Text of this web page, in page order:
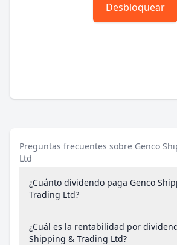
Desbloquear
Preguntas frecuentes sobre Genco
Ltd
¿Cuánto dividendo paga Genco
Trading Ltd?
¿Cuál es la rentabilidad por
Shipping & Trading Ltd?